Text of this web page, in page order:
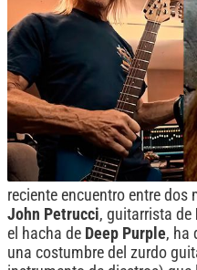
reciente encuentro entre
John Petrucci, guitarrista de
el hacha de Deep Purple, ha
una costumbre del zurdo